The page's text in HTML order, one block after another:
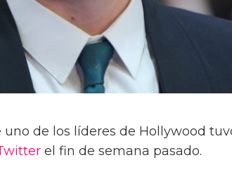
de los líderes de Hollywood
el fin de semana pasado.